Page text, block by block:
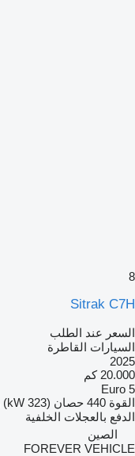
8
Sitrak C7H
السعر عند الطلب
السيارات القاطرة
2025
20.000 كم
Euro 5
القوة 440 حصان (323 kW)
الدفع بالعجلات الخلفية
الصين
FOREVER VEHICLE